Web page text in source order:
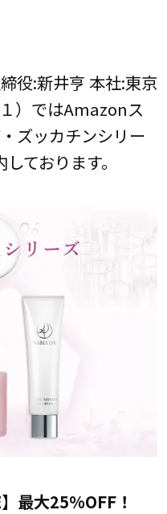
役:新井亨 本社:東京
）ではAmazonス
ズッカチンシリー
ております。
最大25%OFF！